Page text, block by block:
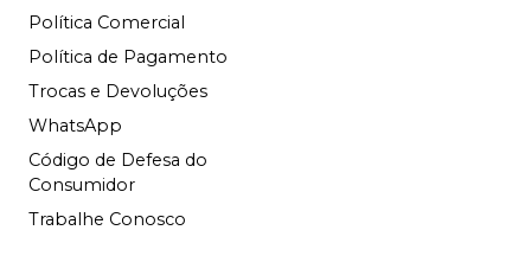
Política Comercial
Política de Pagamento
Trocas e Devoluções
WhatsApp
Código de Defesa do
Consumidor
Trabalhe Conosco